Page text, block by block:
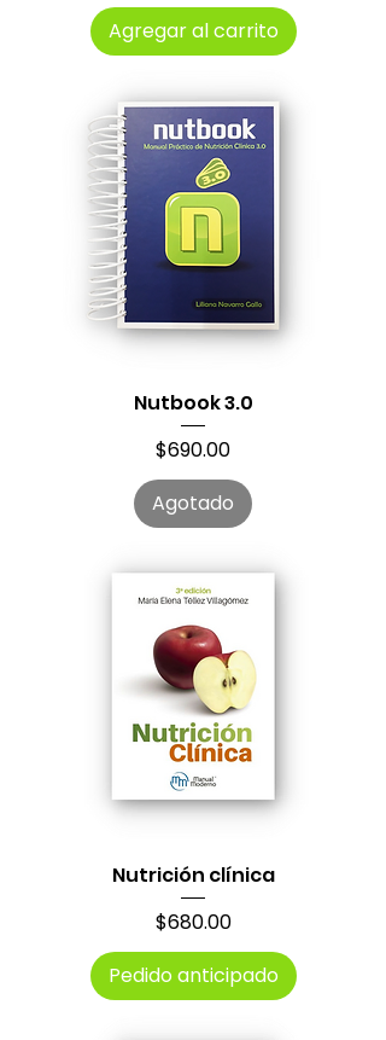
Agregar al carrito
Nutbook 3.0
Precio
$690.00
Agotado
Nutrición clínica
Precio
$680.00
Pedido anticipado